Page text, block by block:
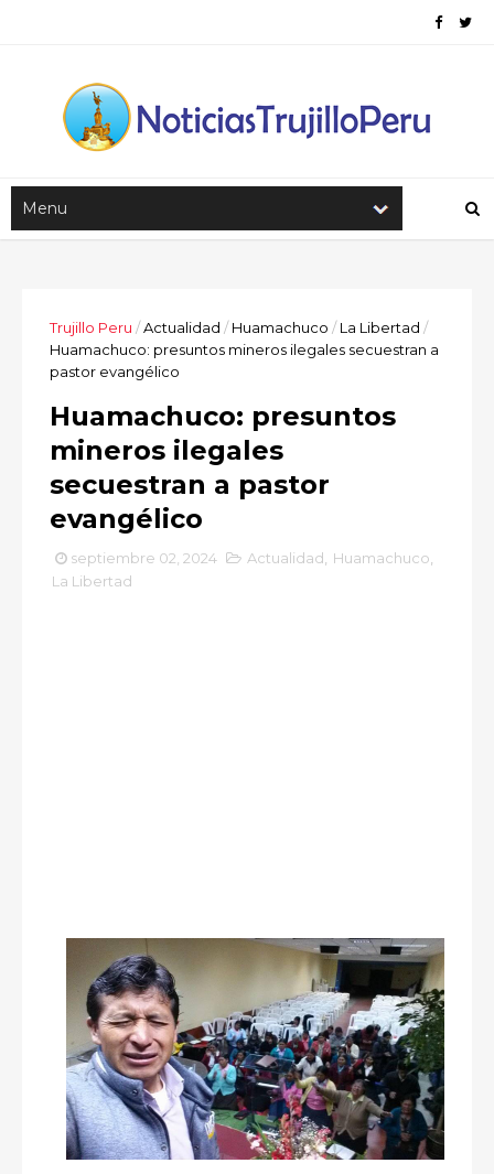
Trujillo Peru /Actualidad / Huamachuco / La Libertad /
Huamachuco: presuntos mineros ilegales secuestran a
pastor evangélico
Huamachuco: presuntos
mineros ilegales
secuestran a pastor
evangélico
septiembre 02, 2024 Actualidad Huamachuco
La Libertad